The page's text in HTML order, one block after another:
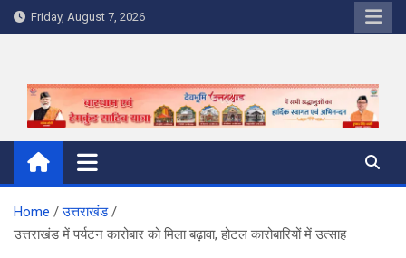
Skip
to
Friday, August 7, 2026
Home
उत्तराखंड
उत्तराखंड में पर्यटन कारोबार को मिला बढ़ावा, होटल कारोबारियों में उत्साह